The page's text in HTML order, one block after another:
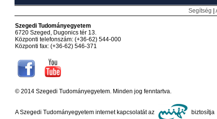
Segítség |
Szegedi Tudományegyetem
6720 Szeged, Dugonics tér 13.
Központi telefonszám: (+36-62) 544-000
Központi fax: (+36-62) 546-371
© 2014 Szegedi Tudományegyetem. Minden jog fenntartva.
A Szegedi Tudományegyetem internet kapcsolatát az biztosítja